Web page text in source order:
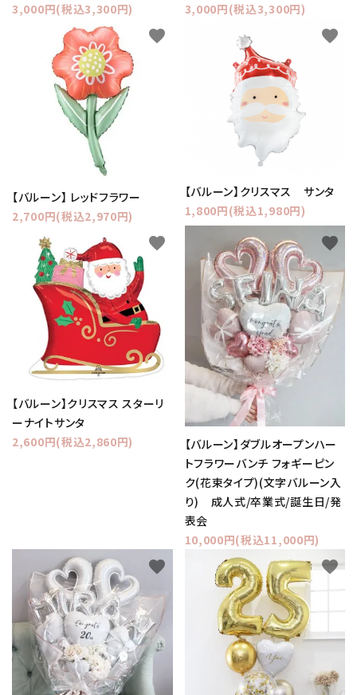
3,000円(税込3,300円)
3,000円(税込3,300円)
【バルーン】 レッドフラワー
2,700円(税込2,970円)
favorite
【バルーン】クリスマス サンタ
1,800円(税込1,980円)
favorite
【バルーン】クリスマス スターリ
ーナイトサンタ
2,600円(税込2,860円)
favorite
【バルーン】ダブルオープンハー
トフラワーバンチ フォギーピン
ク(花束タイプ)(文字バルーン入
り) 成人式/卒業式/誕生日/発
表会
10,000円(税込11,000円)
favorite
favorite favorite